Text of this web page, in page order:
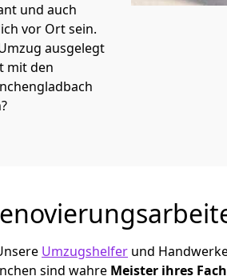
und auch
vor Ort sein.
ausgelegt
mit den
Umzugshelfer und
sind wahre Meister ihres